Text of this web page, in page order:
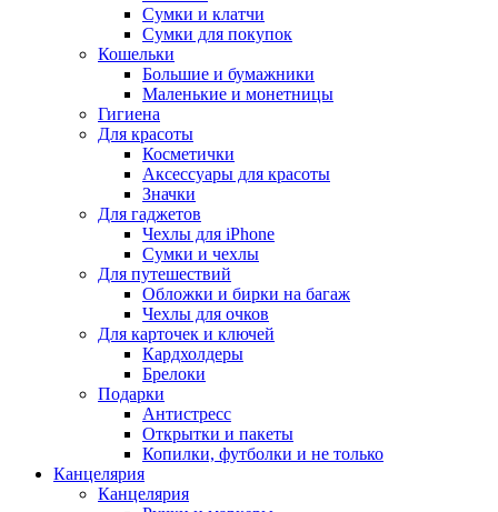
Сумки и клатчи
Сумки для покупок
Кошельки
Большие и бумажники
Маленькие и монетницы
Гигиена
Для красоты
Косметички
Аксессуары для красоты
Значки
Для гаджетов
Чехлы для iPhone
Сумки и чехлы
Для путешествий
Обложки и бирки на багаж
Чехлы для очков
Для карточек и ключей
Кардхолдеры
Брелоки
Подарки
Антистресс
Открытки и пакеты
Копилки, футболки и не только
Канцелярия
Канцелярия